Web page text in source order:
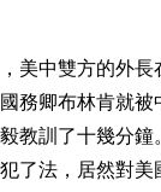
美中雙方的外長
務卿布林肯就被
教訓了十幾分鐘
了法，居然對美